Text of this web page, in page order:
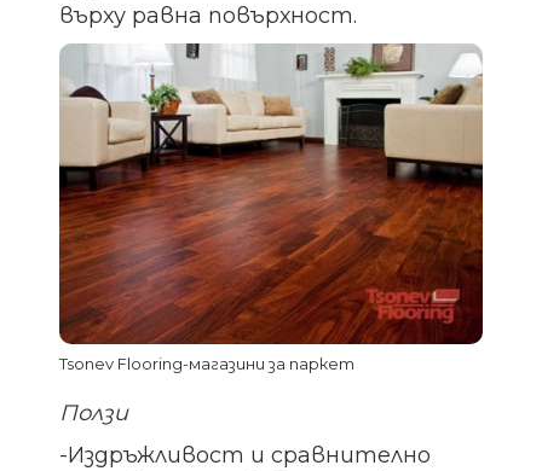
върху равна повърхност.
Tsonev Flooring-магазини за паркет
Ползи
-Издръжливост и сравнително